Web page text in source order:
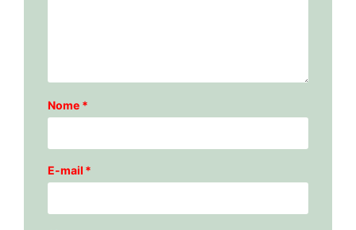
Nome *
E-mail *